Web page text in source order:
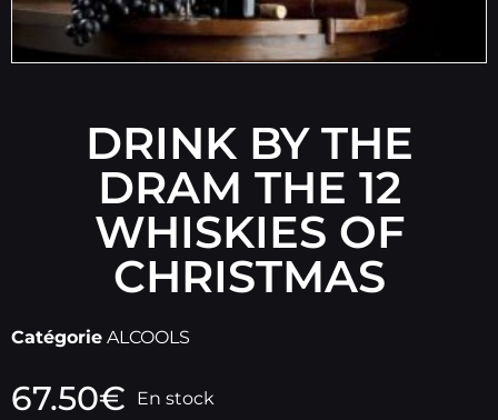
DRINK BY THE
DRAM THE 12
WHISKIES OF
CHRISTMAS
Catégorie ALCOOLS
67.50€ En stock